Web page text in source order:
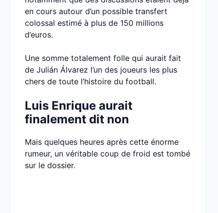
en cours autour d’un possible transfert
colossal estimé à plus de 150 millions
d’euros.
Une somme totalement folle qui aurait fait
de Julián Álvarez l’un des joueurs les plus
chers de toute l’histoire du football.
Luis Enrique aurait
finalement dit non
Mais quelques heures après cette énorme
rumeur, un véritable coup de froid est tombé
sur le dossier.